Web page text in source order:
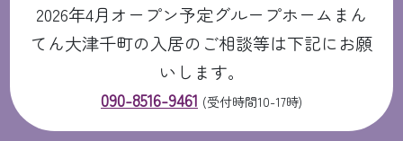
2026年4月オープン予定グループホームまん
てん大津千町の入居のご相談等は下記にお願
いします。
090-8516-9461 (受付時間10-17時)